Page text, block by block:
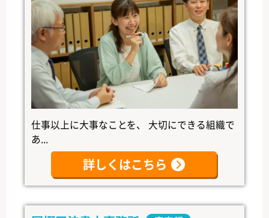
仕事以上に大事なことを、 大切にできる組織で
あ...
詳しくはこちら